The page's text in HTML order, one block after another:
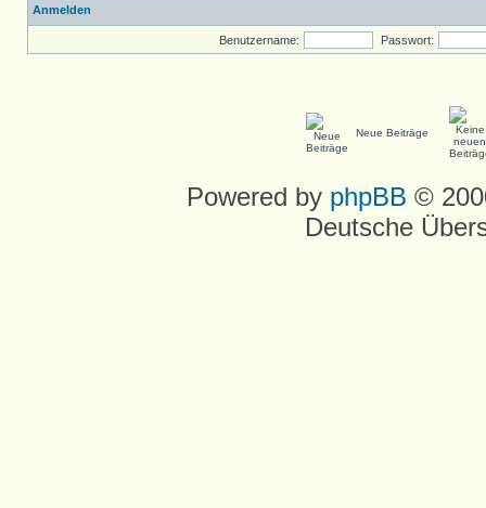
Anmelden
Benutzername: Passwort:
Neue Beiträge
Powered by phpBB ©
Deutsche